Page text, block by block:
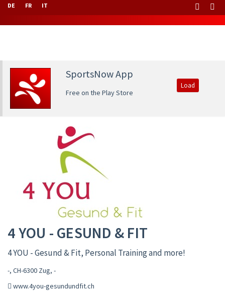
DE FR IT
SportsNow App
Free on the Play Store
Load
4 YOU - GESUND & FIT
4 YOU - Gesund & Fit, Personal Training and more!
-, CH-6300 Zug, -
www.4you-gesundundfit.ch